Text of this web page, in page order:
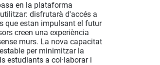
en la plataforma
disfrutarà d'accés a
que estan impulsant el futur
creen una experiència
murs. La nova capacitat
per minimitzar la
estudiants a col·laborar i